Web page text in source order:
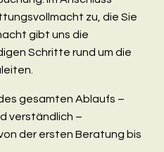
zu, die Sie
gibt uns die
Schritte rund um die
gesamten Ablaufs –
verständlich –
der ersten Beratung bis